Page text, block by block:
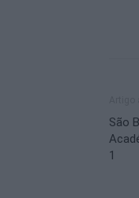
São
1